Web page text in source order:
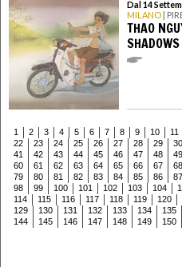
Dal 14
MILANO |
THAO
SHADOWS
1 2 3 4 5 6 7 8 9 10 11
22
23 24 25 26 27 28 29 30
41
42 43 44 45 46 47 48 49
60
61 62 63 64 65 66 67 68
79
80 81 82 83 84 85 86 87
98
99 100 101 102 103 104
114
115 116 117 118 119 120
129
130 131 132 133 134 135
144
145 146 147 148 149 150